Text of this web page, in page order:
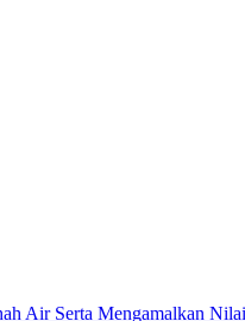
Air Serta Mengamalkan